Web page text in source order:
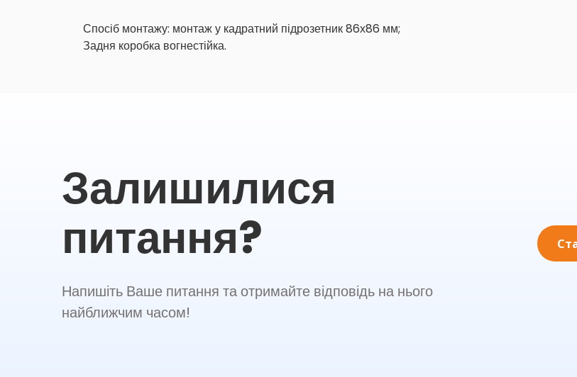
Спосіб монтажу: монтаж у кадратний підрозетник 86х86 мм;
Задня коробка вогнестійка.
Залишилися
питання?
Напишіть Ваше питання та отримайте відповідь на нього
найближчим часом!